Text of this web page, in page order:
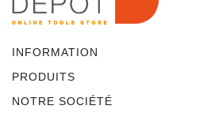
INFORMATION
PRODUITS
NOTRE SOCIÉTÉ